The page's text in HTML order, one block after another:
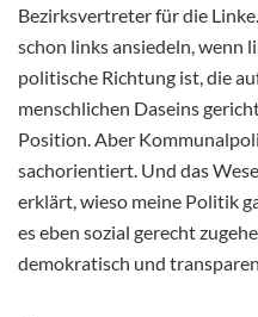
Bezirksvertreter für die
schon links ansiedeln, wenn
politische Richtung ist, die
menschlichen Daseins
Position. Aber
sachorientiert. Und das
erklärt, wieso meine Politik
es eben sozial gerecht
demokratisch und